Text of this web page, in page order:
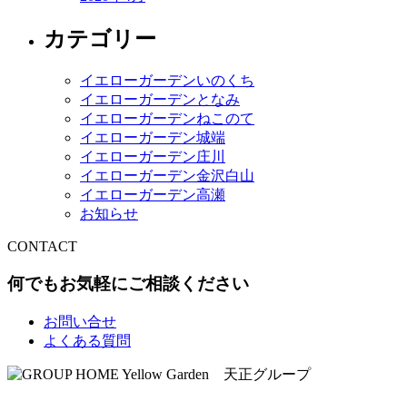
カテゴリー
イエローガーデンいのくち
イエローガーデンとなみ
イエローガーデンねこのて
イエローガーデン城端
イエローガーデン庄川
イエローガーデン金沢白山
イエローガーデン高瀬
お知らせ
CONTACT
何でもお気軽にご相談ください
お問い合せ
よくある質問